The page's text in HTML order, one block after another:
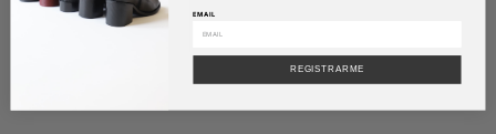
EMAIL
REGISTRARME